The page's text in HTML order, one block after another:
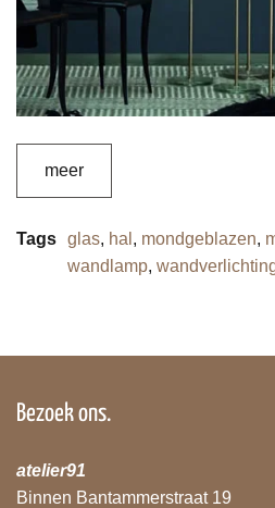
meer
Tags glas, hal , mondgeblazen,
wandlamp,
Bezoek ons.
atelier91
Binnen Bantammerstraat 19